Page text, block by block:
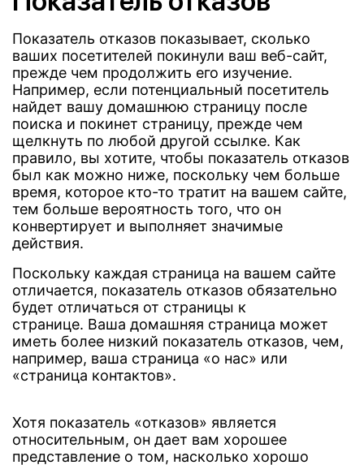
Показатель отказов показывает, сколько
ваших посетителей покинули ваш веб-сайт,
прежде чем продолжить его изучение.
Например, если потенциальный посетитель
найдет вашу домашнюю страницу после
поиска и покинет страницу, прежде чем
щелкнуть по любой другой ссылке. Как
правило, вы хотите, чтобы показатель отказов
был как можно ниже, поскольку чем больше
время, которое кто-то тратит на вашем сайте,
тем больше вероятность того, что он
конвертирует и выполняет значимые
действия.
Поскольку каждая страница на вашем сайте
отличается, показатель отказов обязательно
будет отличаться от страницы к
странице. Ваша домашняя страница может
иметь более низкий показатель отказов, чем,
например, ваша страница «о нас» или
«страница контактов».
Хотя показатель «отказов» является
относительным, он дает вам хорошее
представление о том, насколько хорошо